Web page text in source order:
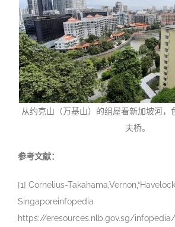
从约克山（万基山）的组屋看新加坡河，
夫桥。
参考文献：
[1] Cornelius-Takahama,Vernon,“Havelock
Singaporeinfopedia
https://eresources.nlb.gov.sg/